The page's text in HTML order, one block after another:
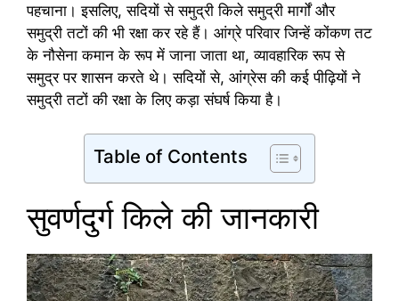
पहचाना। इसलिए, सदियों से समुद्री किले समुद्री मार्गों और
समुद्री तटों की भी रक्षा कर रहे हैं। आंग्रे परिवार जिन्हें कोंकण तट
के नौसेना कमान के रूप में जाना जाता था, व्यावहारिक रूप से
समुद्र पर शासन करते थे। सदियों से, आंग्रेस की कई पीढ़ियों ने
समुद्री तटों की रक्षा के लिए कड़ा संघर्ष किया है।
Table of Contents
सुवर्णदुर्ग किले की जानकारी